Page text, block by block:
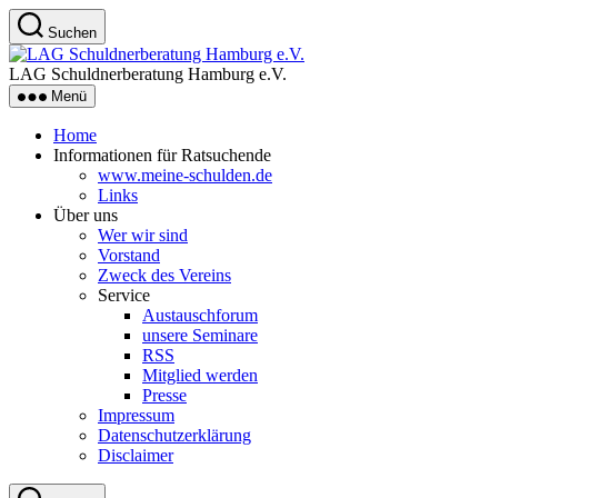
Zum
Inhalt
springen
Suchen
LAG Schuldnerberatung Hamburg e.V.
Menü
Home
Informationen für Ratsuchende
www.meine-schulden.de
Links
Über uns
Wer wir sind
Vorstand
Zweck des Vereins
Service
Austauschforum
unsere Seminare
RSS
Mitglied werden
Presse
Impressum
Datenschutzerklärung
Disclaimer